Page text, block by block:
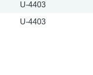
U-4403
U-4403